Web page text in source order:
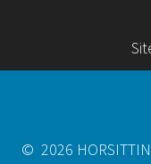
© 2026